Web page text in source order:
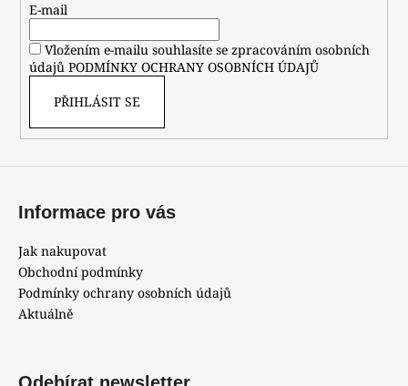
E-mail
Vložením e-mailu souhlasíte se zpracováním osobních
údajů PODMÍNKY OCHRANY OSOBNÍCH ÚDAJŮ
PŘIHLÁSIT SE
Informace pro vás
Jak nakupovat
Obchodní podmínky
Podmínky ochrany osobních údajů
Aktuálně